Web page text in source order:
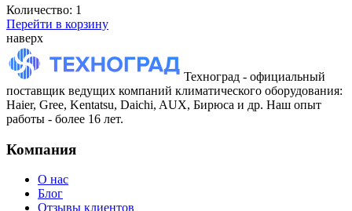
Количество: 1
Перейти в корзину
наверх
Техноград - официальный
поставщик ведущих компаний климатического оборудования:
Haier, Gree, Kentatsu, Daichi, AUX, Бирюса и др. Наш опыт
работы - более 16 лет.
Компания
О нас
Блог
Отзывы клиентов